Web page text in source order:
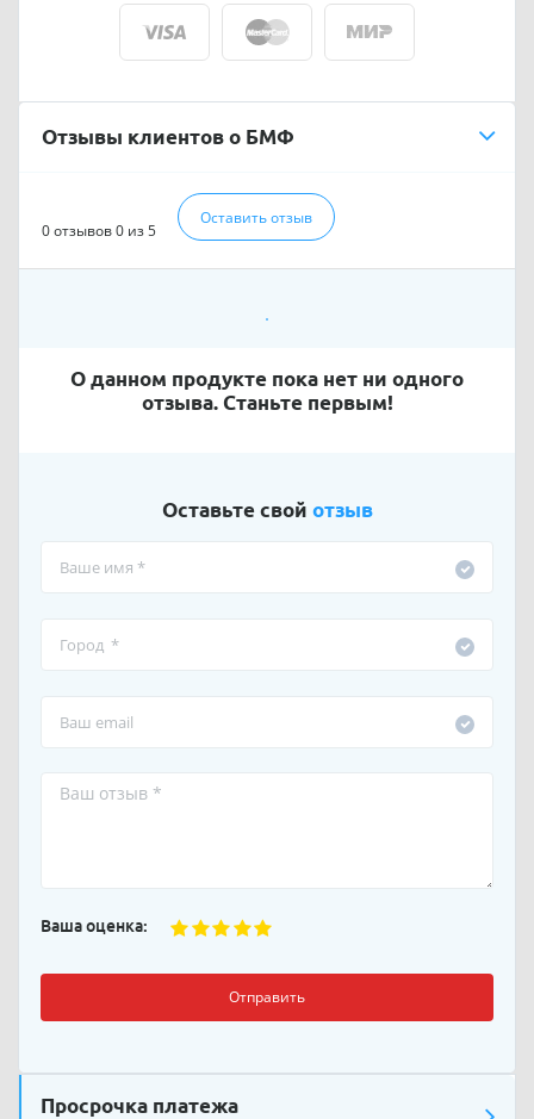
Отзывы клиентов о БМФ
0 отзывов0 из 5
Оставить отзыв
О данном продукте пока нет ни одного
отзыва. Станьте первым!
Оставьте свой отзыв
Ваша оценка:
Отправить
Просрочка платежа